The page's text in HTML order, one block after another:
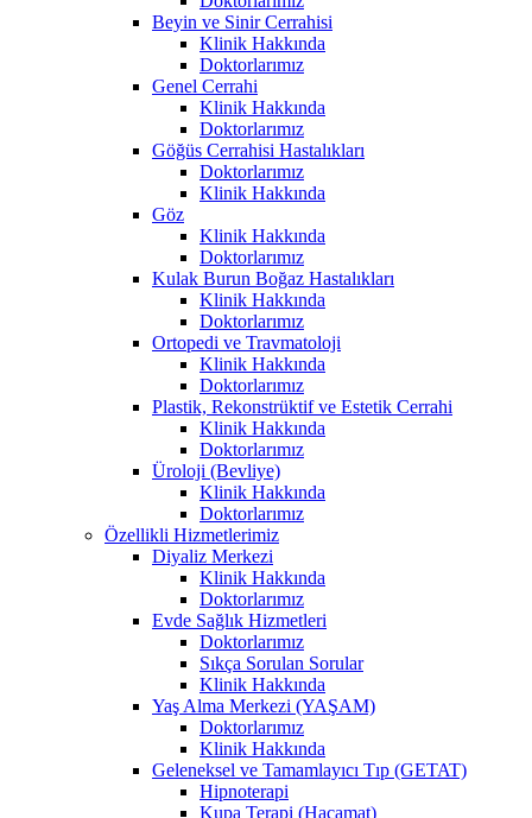
Beyin ve Sinir Cerrahisi
Klinik Hakkında
Doktorlarımız
Genel Cerrahi
Klinik Hakkında
Doktorlarımız
Göğüs Cerrahisi Hastalıkları
Doktorlarımız
Klinik Hakkında
Göz
Klinik Hakkında
Doktorlarımız
Kulak Burun Boğaz Hastalıkları
Klinik Hakkında
Doktorlarımız
Ortopedi ve Travmatoloji
Klinik Hakkında
Doktorlarımız
Plastik, Rekonstrüktif ve Estetik Cerrahi
Klinik Hakkında
Doktorlarımız
Üroloji (Bevliye)
Klinik Hakkında
Doktorlarımız
Özellikli Hizmetlerimiz
Diyaliz Merkezi
Klinik Hakkında
Doktorlarımız
Evde Sağlık Hizmetleri
Doktorlarımız
Sıkça Sorulan Sorular
Klinik Hakkında
Yaş Alma Merkezi (YAŞAM)
Doktorlarımız
Klinik Hakkında
Geleneksel ve Tamamlayıcı Tıp (GETAT)
Hipnoterapi
Kupa Terapi (Hacamat)